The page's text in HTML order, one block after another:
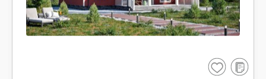
Сохранить
В